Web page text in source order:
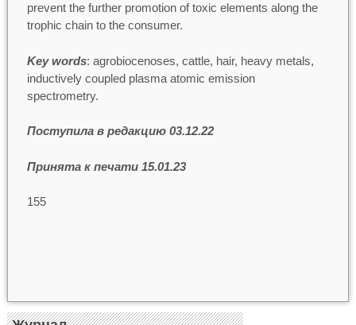
prevent the further promotion of toxic elements along the
trophic chain to the consumer.
Key words: agrobiocenoses, cattle, hair, heavy metals,
inductively coupled plasma atomic emission
spectrometry.
Поступила в редакцию 03.12.22
Принята к печати 15.01.23
155